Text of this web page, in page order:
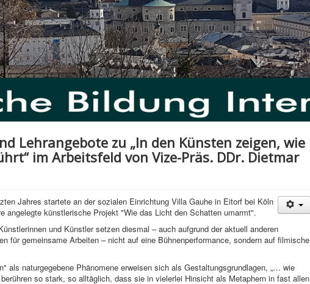
Lehrangebote zu „In den Künsten zeigen, wie
im Arbeitsfeld von Vize-Präs. DDr. Dietmar
Jahres startete an der sozialen Einrichtung Villa Gauhe in Eitorf bei Köln
angelegte künstlerische Projekt "Wie das Licht den Schatten umarmt".
und Künstler setzen diesmal – auch aufgrund der aktuell anderen
für gemeinsame Arbeiten – nicht auf eine Bühnenperformance, sondern auf filmische
als naturgegebene Phänomene erweisen sich als Gestaltungsgrundlagen, „… wie
berühren so stark, so alltäglich, dass sie in vielerlei Hinsicht als Metaphern in fast allen